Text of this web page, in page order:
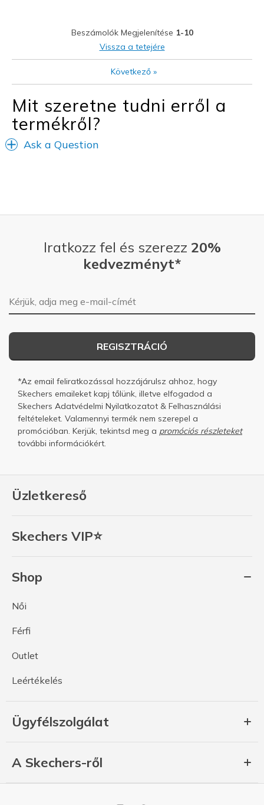
Feels too narrow
Sizing
Feels true to size
I'm Really Into Shoes
Beszámolók Megjelenítése 1-10
Vissza a tetejére
Következő»
Mit szeretne tudni erről a
termékről?
Ask a Question
Üzletkereső
Skechers VIP⭐
Shop
Női
Férfi
Outlet
Leértékelés
Ügyfélszolgálat
A Skechers-ről
Iratkozz fel és szerezz 20%
kedvezményt*
E-mail-cím
REGISZTRÁCIÓ
*Az email feliratkozással hozzájárulsz ahhoz, hogy
Skechers emaileket kapj tőlünk, illetve elfogadod a
Skechers Adatvédelmi Nyilatkozatot & Felhasználási
feltételeket. Valamennyi termék nem szerepel a
promócióban. Kerjük, tekintsd meg a promóciós részleteket
további információkért.